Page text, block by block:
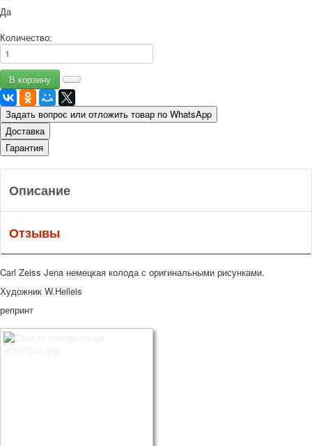
Да
Количество:
Задать вопрос или отложить товар по WhatsApp
Доставка
Гарантия
Описание
Отзывы
Carl Zeiss Jena немецкая колода с оригинальными рисунками.
Художник W.Helleis
репринт